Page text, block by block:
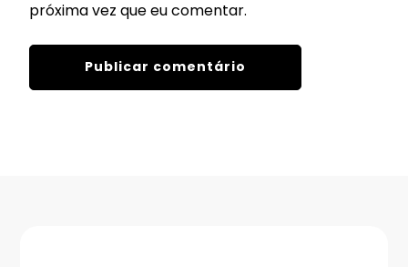
próxima vez que eu comentar.